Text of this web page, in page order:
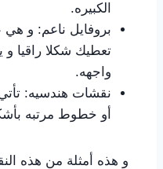
الكبيره.
بروفايل ناعم: و
تعطيك شكلا راقيا
واجهه.
نقشات هندسيه:
أو خطوط مرتبه
و هذه أمثلة من هذه